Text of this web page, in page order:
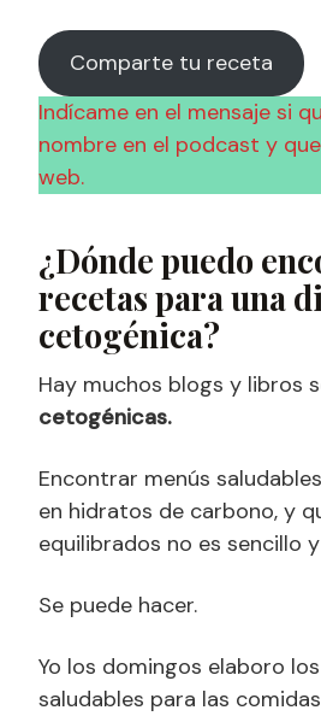
Comparte tu receta
Indícame en el mensaje si
nombre en el podcast y
web.
¿Dónde puedo
recetas para una
cetogénica?
Hay muchos blogs y libros
cetogénicas.
Encontrar menús
en hidratos de carbono, y
equilibrados no es sencillo
Se puede hacer.
Yo los domingos elaboro
saludables para las